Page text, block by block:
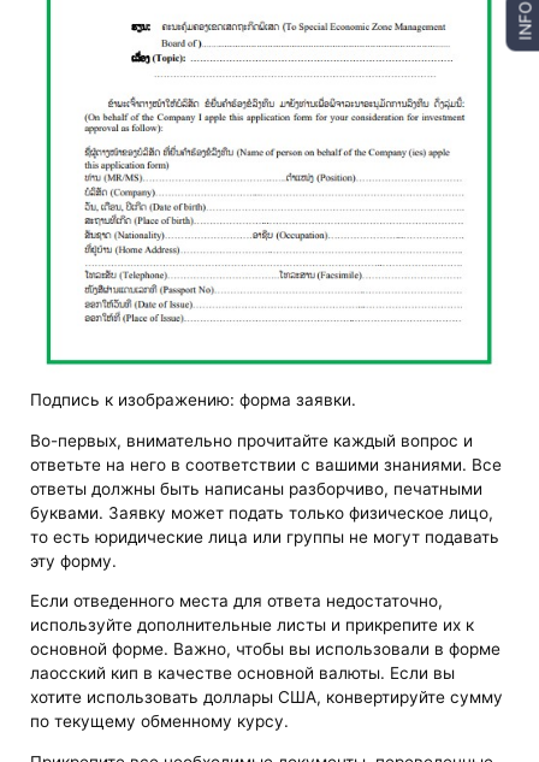
Подпись к изображению: форма заявки.
Во-первых, внимательно прочитайте каждый вопрос и
ответьте на него в соответствии с вашими знаниями. Все
ответы должны быть написаны разборчиво, печатными
буквами. Заявку может подать только физическое лицо,
то есть юридические лица или группы не могут подавать
эту форму.
Если отведенного места для ответа недостаточно,
используйте дополнительные листы и прикрепите их к
основной форме. Важно, чтобы вы использовали в форме
лаосский кип в качестве основной валюты. Если вы
хотите использовать доллары США, конвертируйте сумму
по текущему обменному курсу.
INFO